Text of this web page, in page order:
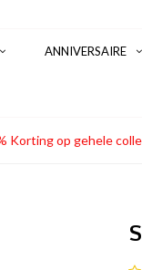
ANNIVERSAIRE
Korting op gehele